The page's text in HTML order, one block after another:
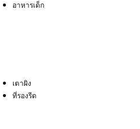
อาหารเด็ก
เตาผิง
ที่รองรีด